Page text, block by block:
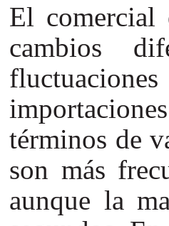
El comercial
cambios
términos de
son más
aunque la